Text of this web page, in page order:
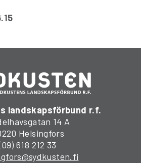
landskapsförbund r.f.
14 A
Helsingfors
618 212 33